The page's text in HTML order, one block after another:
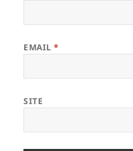
EMAIL*
SITE